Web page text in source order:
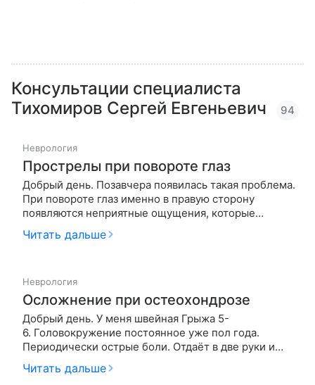
Консультации специалиста
Тихомиров Сергей Евгеньевич
94
Неврология
Прострелы при повороте глаз
Добрый день. Позавчера появилась такая проблема.
При повороте глаз именно в правую сторону
появляются неприятные ощущения, которые
похожи на удар током, который ощущается в
верхней части тела, а именно в горле, груди и
Читать дальше
Неврология
Осложнение при остеохондрозе
Добрый день. У меня швейная Грыжа 5-
6. Головокружение постоянное уже пол года.
Периодически острые боли. Отдаёт в две руки и
лопатку когда острый период. Голова как в тумане.
Как избавиться от головокружение? Протрузии 1-,
Читать дальше